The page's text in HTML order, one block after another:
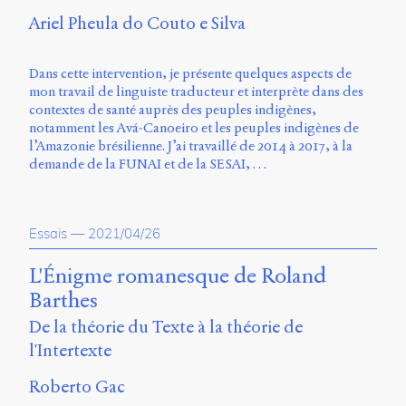
Moyne
J4K
0B7
Canada
ISSN
2104-
public
v.
0.1
(2020/03)
Typographies
Jannon
de
Storm
Ariel Pheula do Couto e Silva
Dans cette intervention, je présente quelques aspects de
mon travail de linguiste traducteur et interprète dans des
contextes de santé auprès des peuples indigènes,
notamment les Avá-Canoeiro et les peuples indigènes de
l’Amazonie brésilienne. J’ai travaillé de 2014 à 2017, à la
demande de la FUNAI et de la SESAI, …
Essais — 2021/04/26
L'Énigme romanesque de Roland
Barthes
De la théorie du Texte à la théorie de
l'Intertexte
Roberto Gac